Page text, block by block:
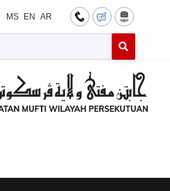
MS EN AR
Cari